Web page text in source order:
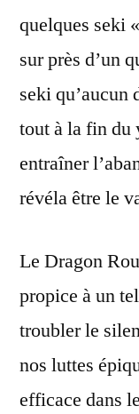
quelques seki
sur près d’un
seki qu’aucun
tout à la fin du
entraîner
révéla être le
Le Dragon
propice à un
troubler le
nos luttes
efficace dans